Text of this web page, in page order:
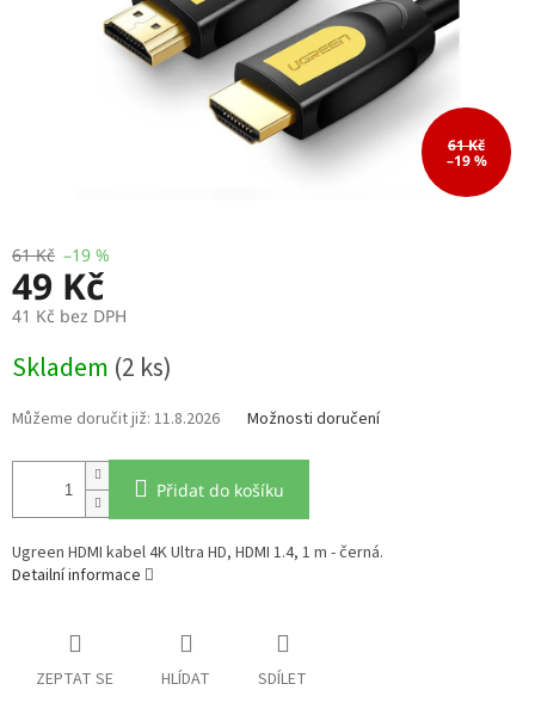
61 Kč
–19 %
61 Kč –19 %
49 Kč
41 Kč bez DPH
cena:
Skladem (2 ks)
11.8.2026 Možnosti doručení
Přidat do košíku
Ugreen HDMI kabel 4K Ultra HD, HDMI 1.4, 1 m - černá.
Detailní informace
ZEPTAT SE HLÍDAT SDÍLET